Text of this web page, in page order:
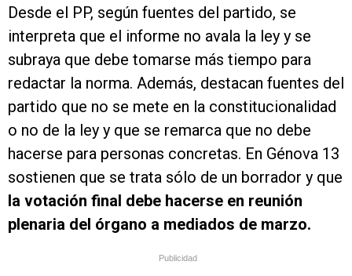
Desde el PP, según fuentes del partido, se
interpreta que el informe no avala la ley y se
subraya que debe tomarse más tiempo para
redactar la norma. Además, destacan fuentes del
partido que no se mete en la constitucionalidad
o no de la ley y que se remarca que no debe
hacerse para personas concretas. En Génova 13
sostienen que se trata sólo de un borrador y que
la votación final debe hacerse en reunión
plenaria del órgano a mediados de marzo.
Publicidad